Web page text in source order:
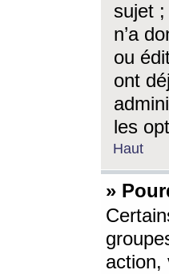
sujet
n’a
ou
ont
les
Haut
»
action,